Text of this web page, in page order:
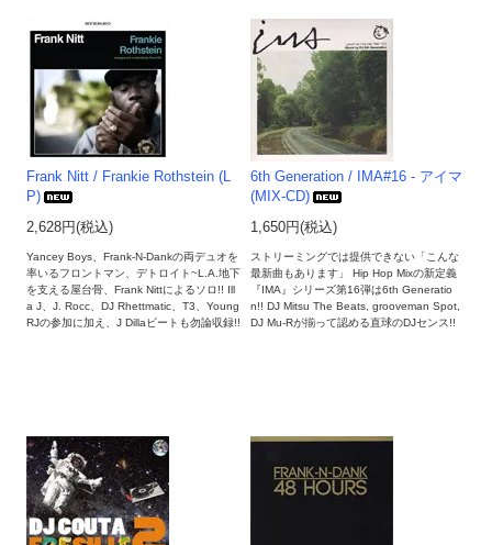
Frank Nitt / Frankie Rothstein (L
P)
2,628円(税込)
Yancey Boys、Frank-N-Dankの両デュオを
率いるフロントマン、デトロイト~L.A.地下
を支える屋台骨、Frank Nittによるソロ!! Ill
a J、J. Rocc、DJ Rhettmatic、T3、Young
RJの参加に加え、J Dillaビートも勿論収録!!
6th Generation / IMA#16 - アイマ
(MIX-CD)
1,650円(税込)
ストリーミングでは提供できない「こんな
最新曲もあります」 Hip Hop Mixの新定義
『IMA』シリーズ第16弾は6th Generatio
n!! DJ Mitsu The Beats, grooveman Spot,
DJ Mu-Rが揃って認める直球のDJセンス!!